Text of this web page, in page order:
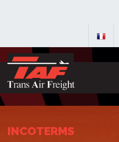
INCOTERMS